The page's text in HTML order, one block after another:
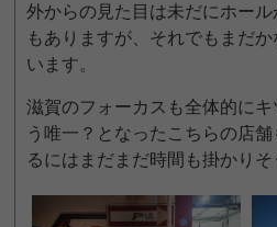
外からの見た目は未だにホー
もありますが、それでもまだ
います。
滋賀のフォーカスも全体的に
う唯一？となったこちらの店
るにはまだまだ時間も掛かり